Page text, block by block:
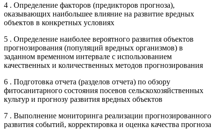
4 . Определение факторов (предикторов прогноза),
оказывающих наибольшее влияние на развитие вредных
объектов в конкретных условиях
5 . Определение наиболее вероятного развития объектов
прогнозирования (популяций вредных организмов) в
заданном временном интервале с использованием
качественных и количественных методов прогнозирования
6 . Подготовка отчета (разделов отчета) по обзору
фитосанитарного состояния посевов сельскохозяйственных
культур и прогнозу развития вредных объектов
7 . Выполнение мониторинга реализации прогнозированного
развития событий, корректировка и оценка качества прогноза